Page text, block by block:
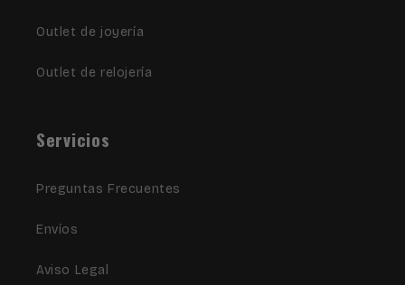
Outlet de joyería
Outlet de relojería
Servicios
Preguntas Frecuentes
Envíos
Aviso Legal